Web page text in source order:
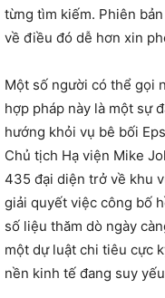
từng tìm kiếm. Phiên
về điều đó dễ hơn xin
Một số người có thể gọi
hợp pháp này là một sự
hướng khỏi vụ bê bối
Chủ tịch Hạ viện Mike
435 đại diện trở về khu
giải quyết việc công bố
số liệu thăm dò ngày
một dự luật chi tiêu cực
nền kinh tế đang suy